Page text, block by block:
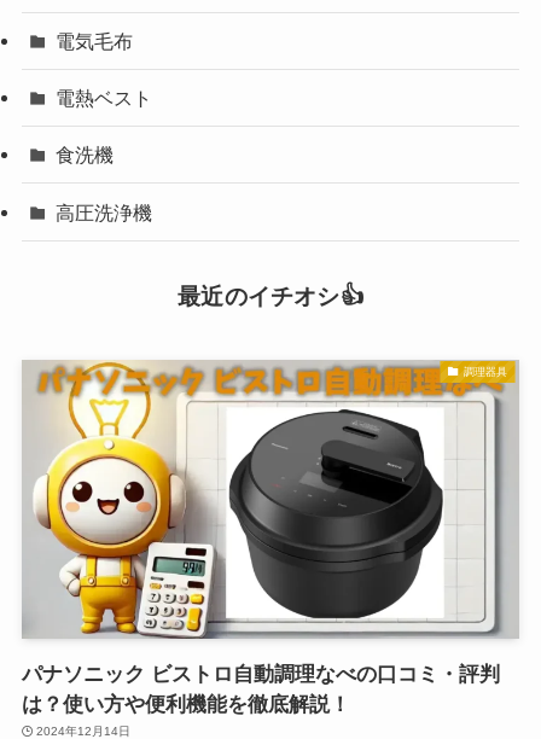
電気毛布
電熱ベスト
食洗機
高圧洗浄機
最近のイチオシ👍
調理器具
パナソニック ビストロ自動調理なべの口コミ・評判
は？使い方や便利機能を徹底解説！
2024年12月14日